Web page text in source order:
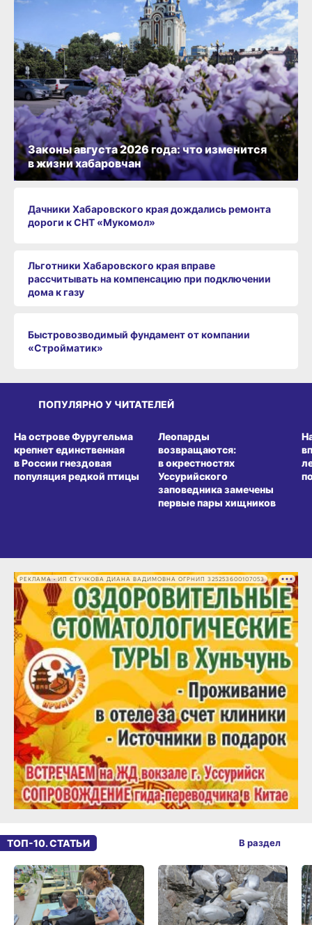
Дачники Хабаровского края дождались ремонта
дороги к СНТ «Мукомол»
Льготники Хабаровского края вправе
рассчитывать на компенсацию при подключении
дома к газу
Быстровозводимый фундамент от компании
«Стройматик»
Законы августа 2026 года: что изменится
в жизни хабаровчан
ПОПУЛЯРНО У ЧИТАТЕЛЕЙ
На острове Фуругельма
крепнет единственная
в России гнездовая
популяция редкой птицы
Леопарды
возвращаются:
в окрестностях
Уссурийского
заповедника замечены
первые пары хищников
РЕКЛАМА • ИП СТУЧКОВА ДИАНА ВАДИМОВНА ОГРНИП 325253600107053
ТОП-10. СТАТЬИ В раздел